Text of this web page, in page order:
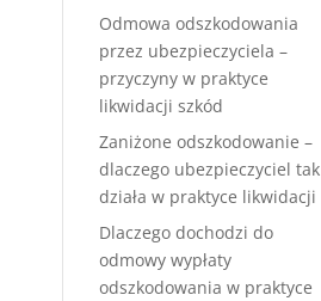
Odmowa odszkodowania
przez ubezpieczyciela –
przyczyny w praktyce
likwidacji szkód
Zaniżone odszkodowanie –
dlaczego ubezpieczyciel tak
działa w praktyce likwidacji
Dlaczego dochodzi do
odmowy wypłaty
odszkodowania w praktyce